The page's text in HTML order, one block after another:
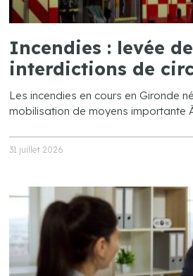
Incendies : levée
interdictions de
Les incendies en cours en Gironde
mobilisation de moyens importante
31 juillet 2026